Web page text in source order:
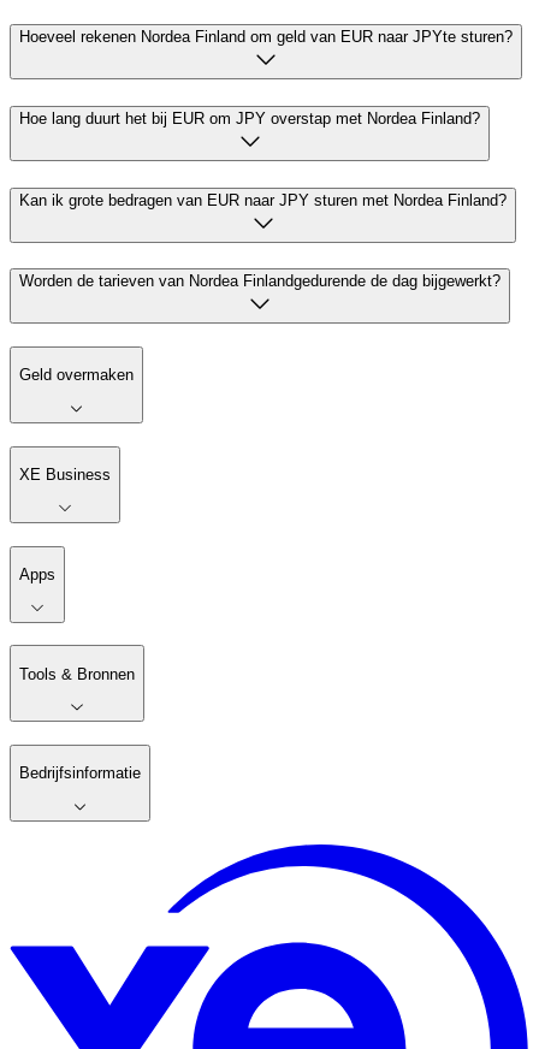
Hoeveel rekenen Nordea Finland om geld van EUR naar JPYte sturen?
Hoe lang duurt het bij EUR om JPY overstap met Nordea Finland?
Kan ik grote bedragen van EUR naar JPY sturen met Nordea Finland?
Worden de tarieven van Nordea Finlandgedurende de dag bijgewerkt?
Geld overmaken
XE Business
Apps
Tools & Bronnen
Bedrijfsinformatie